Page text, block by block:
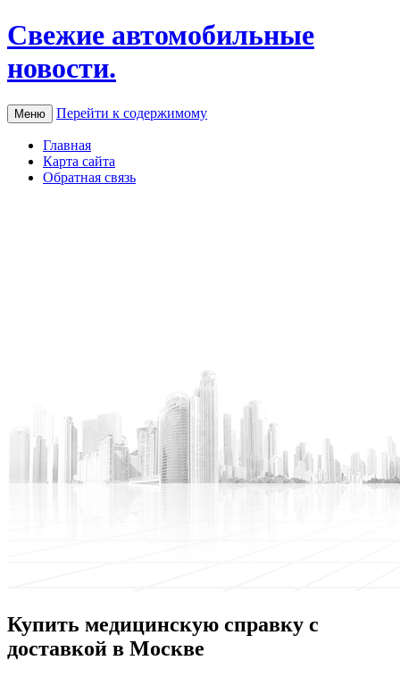
Свежие автомобильные
новости.
Меню Перейти к содержимому
Главная
Карта сайта
Обратная связь
Купить медицинскую справку с
доставкой в Москве